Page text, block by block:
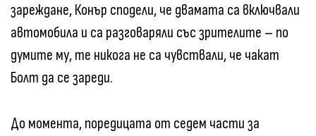
зареждане, Конър сподели, че двамата са включвали
автомобила и са разговаряли със зрителите – по
думите му, те никога не са чувствали, че чакат
Болт да се зареди.
До момента, поредицата от седем части за